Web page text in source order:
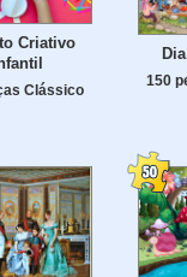
Criativo
Clássico
150